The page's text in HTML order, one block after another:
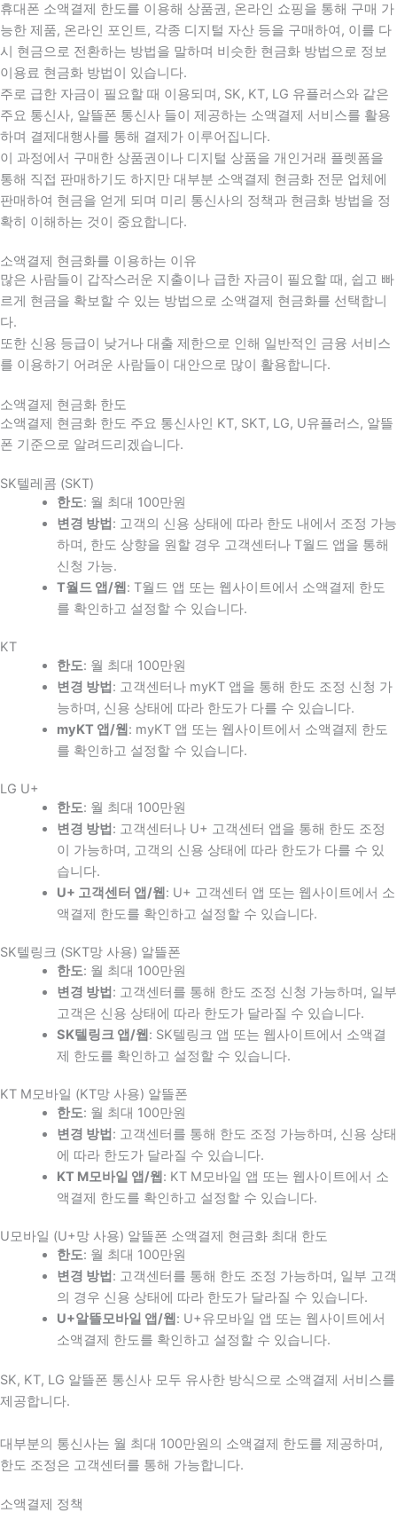
휴대폰 소액결제 한도를 이용해 상품권, 온라인 쇼핑을 통해 구매 가
능한 제품, 온라인 포인트, 각종 디지털 자산 등을 구매하여, 이를 다
시 현금으로 전환하는 방법을 말하며 비슷한 현금화 방법으로 정보
이용료 현금화 방법이 있습니다.
주로 급한 자금이 필요할 때 이용되며, SK, KT, LG 유플러스와 같은
주요 통신사, 알뜰폰 통신사 들이 제공하는 소액결제 서비스를 활용
하며 결제대행사를 통해 결제가 이루어집니다.
이 과정에서 구매한 상품권이나 디지털 상품을 개인거래 플렛폼을
통해 직접 판매하기도 하지만 대부분 소액결제 현금화 전문 업체에
판매하여 현금을 얻게 되며 미리 통신사의 정책과 현금화 방법을 정
확히 이해하는 것이 중요합니다.
소액결제 현금화를 이용하는 이유
많은 사람들이 갑작스러운 지출이나 급한 자금이 필요할 때 , 쉽고 빠
르게 현금을 확보할 수 있는 방법으로 소액결제 현금화를 선택합니
다.
또한 신용 등급이 낮거나 대출 제한으로 인해 일반적인 금융 서비스
를 이용하기 어려운 사람들이 대안으로 많이 활용합니다.
소액결제 현금화 한도
소액결제 현금화 한도 주요 통신사인 KT, SKT, LG, U유플러스, 알뜰
폰 기준으로 알려드리겠습니다.
SK텔레콤 (SKT)
한도: 월 최대 100만원
변경 방법 : 고객의 신용 상태에 따라 한도 내에서 조정 가능
하며, 한도 상향을 원할 경우 고객센터나 T월드 앱을 통해
신청 가능.
T월드 앱/웹 : T월드 앱 또는 웹사이트에서 소액결제 한도
를 확인하고 설정할 수 있습니다.
KT
한도: 월 최대 100만원
변경 방법 : 고객센터나 myKT 앱을 통해 한도 조정 신청 가
능하며, 신용 상태에 따라 한도가 다를 수 있습니다.
myKT 앱/웹 : myKT 앱 또는 웹사이트에서 소액결제 한도
를 확인하고 설정할 수 있습니다.
LG U+
한도: 월 최대 100만원
변경 방법 : 고객센터나 U+ 고객센터 앱을 통해 한도 조정
이 가능하며, 고객의 신용 상태에 따라 한도가 다를 수 있
습니다.
U+ 고객센터 앱/웹 : U+ 고객센터 앱 또는 웹사이트에서 소
액결제 한도를 확인하고 설정할 수 있습니다.
SK텔링크 (SKT망 사용) 알뜰폰
한도: 월 최대 100만원
변경 방법 : 고객센터를 통해 한도 조정 신청 가능하며, 일부
고객은 신용 상태에 따라 한도가 달라질 수 있습니다.
SK텔링크 앱/웹 : SK텔링크 앱 또는 웹사이트에서 소액결
제 한도를 확인하고 설정할 수 있습니다.
KT M모바일 (KT망 사용) 알뜰폰
한도: 월 최대 100만원
변경 방법 : 고객센터를 통해 한도 조정 가능하며, 신용 상태
에 따라 한도가 달라질 수 있습니다.
KT M모바일 앱/웹 : KT M모바일 앱 또는 웹사이트에서 소
액결제 한도를 확인하고 설정할 수 있습니다.
U모바일 (U+망 사용) 알뜰폰 소액결제 현금화 최대 한도
한도: 월 최대 100만원
변경 방법 : 고객센터를 통해 한도 조정 가능하며, 일부 고객
의 경우 신용 상태에 따라 한도가 달라질 수 있습니다.
U+알뜰모바일 앱/웹 : U+유모바일 앱 또는 웹사이트에서
소액결제 한도를 확인하고 설정할 수 있습니다.
SK, KT, LG 알뜰폰 통신사 모두 유사한 방식으로 소액결제 서비스를
제공합니다.
대부분의 통신사는 월 최대 100만원의 소액결제 한도를 제공하며,
한도 조정은 고객센터를 통해 가능합니다.
소액결제 정책